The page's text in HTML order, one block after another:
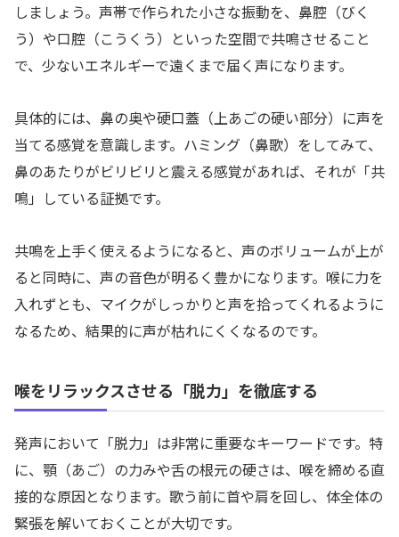
しましょう。声帯で作られた小さな振動を、鼻腔（びく
う）や口腔（こうくう）といった空間で共鳴させること
で、少ないエネルギーで遠くまで届く声になります。
具体的には、鼻の奥や硬口蓋（上あごの硬い部分）に声を
当てる感覚を意識します。ハミング（鼻歌）をしてみて、
鼻のあたりがビリビリと震える感覚があれば、それが「共
鳴」している証拠です。
共鳴を上手く使えるようになると、声のボリュームが上が
ると同時に、声の音色が明るく豊かになります。喉に力を
入れずとも、マイクがしっかりと声を拾ってくれるように
なるため、結果的に声が枯れにくくなるのです。
喉をリラックスさせる「脱力」を徹底する
発声において「脱力」は非常に重要なキーワードです。特
に、顎（あご）の力みや舌の根元の硬さは、喉を締める直
接的な原因となります。歌う前に首や肩を回し、体全体の
緊張を解いておくことが大切です。